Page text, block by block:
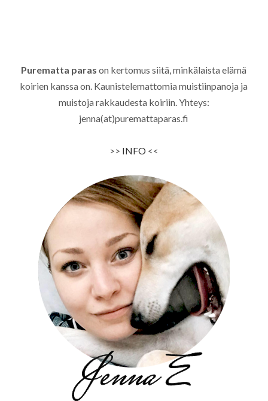
Purematta paras on kertomus siitä, minkälaista elämä
koirien kanssa on. Kaunistelemattomia muistiinpanoja ja
muistoja rakkaudesta koiriin. Yhteys:
jenna(at)puremattaparas.fi
>> INFO<<